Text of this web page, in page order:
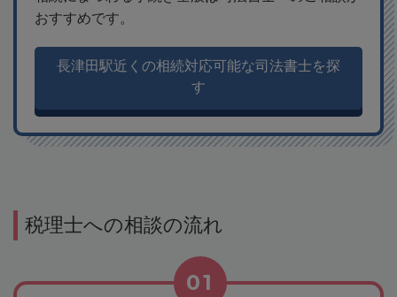
おすすめです。
長津田駅近くの相続対応可能な司法書士を探
す
税理士への相談の流れ
01